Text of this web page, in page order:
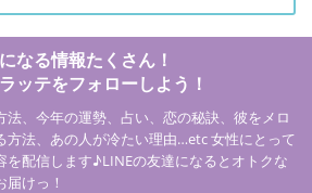
なる情報たくさん！
ッテをフォローしよう！
法、今年の運勢、占い、恋の秘訣、彼をメロ
方法、あの人が冷たい理由…etc 女性にとって
を配信します♪LINEの友達になるとオトクな
けっ！